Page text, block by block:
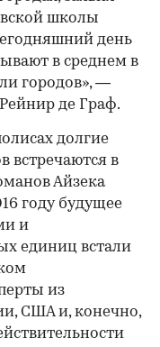
школы
день
в среднем в
городов», —
де Граф.
долгие
встречаются в
Айзека
году будущее
и
единиц встали
из
США и, конечно,